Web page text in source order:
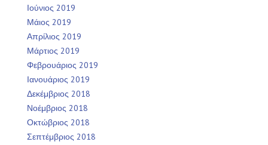
Ιούνιος 2019
Μάιος 2019
Απρίλιος 2019
Μάρτιος 2019
Φεβρουάριος 2019
Ιανουάριος 2019
Δεκέμβριος 2018
Νοέμβριος 2018
Οκτώβριος 2018
Σεπτέμβριος 2018